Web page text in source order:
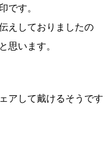
です。
えしておりましたの
思います。
アして戴けるそうです